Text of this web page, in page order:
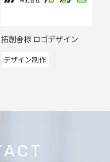
拓創舎様 ロゴデザイン
デザイン制作